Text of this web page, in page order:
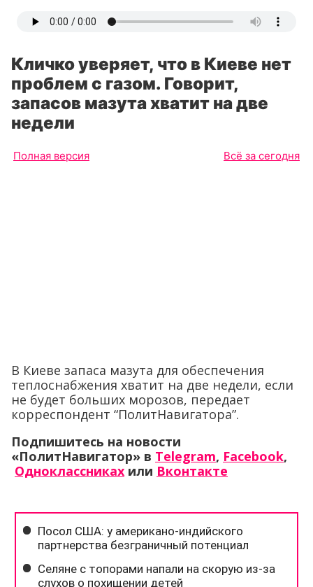
Кличко уверяет, что в Киеве нет
проблем с газом. Говорит,
запасов мазута хватит на две
недели
Полная версия Всё за сегодня
В Киеве запаса мазута для обеспечения
теплоснабжения хватит на две недели, если
не будет больших морозов, передает
корреспондент “ПолитНавигатора”.
Подпишитесь на новости
«ПолитНавигатор» в Telegram, Facebook,
Одноклассниках или Вконтакте